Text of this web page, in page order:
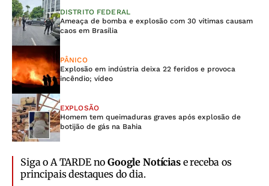
DISTRITO FEDERAL
Ameaça de bomba e explosão com 30 vítimas causam
caos em Brasília
PÂNICO
Explosão em indústria deixa 22 feridos e provoca
incêndio; vídeo
EXPLOSÃO
Homem tem queimaduras graves após explosão de
botijão de gás na Bahia
Siga o A TARDE noGoogle Notíciase receba os
principais destaques do dia.